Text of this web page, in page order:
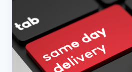
PARA
A
LOGÍSTICA
DO
VAREJO